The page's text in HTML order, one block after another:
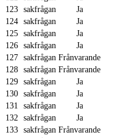
123 sakfrågan
Ja
124 sakfrågan
Ja
125 sakfrågan
Ja
126 sakfrågan
Ja
127 sakfrågan Frånvarande
128 sakfrågan Frånvarande
129 sakfrågan
Ja
130 sakfrågan
Ja
131 sakfrågan
Ja
132 sakfrågan
Ja
133 sakfrågan Frånvarande